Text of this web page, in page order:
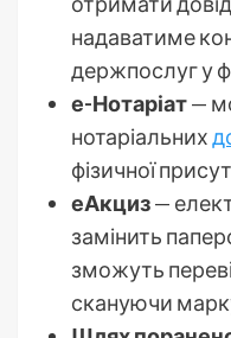
надаватиме
держпослуг у
е-Нотаріат—
нотаріальних
фізичної
еАкциз—
замінить
зможуть
скануючи марку